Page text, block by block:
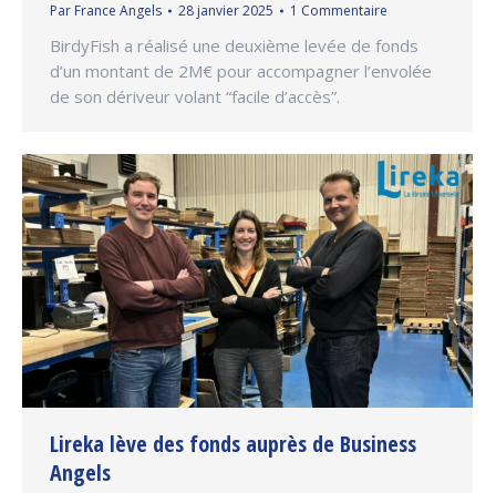
Par France Angels 28 janvier 2025 1 Commentaire
BirdyFish a réalisé une deuxième levée de fonds
d’un montant de 2M€ pour accompagner l’envolée
de son dériveur volant “facile d’accès”.
Lireka lève des fonds auprès de Business
Angels